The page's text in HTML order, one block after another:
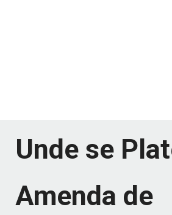
Unde se
Amenda de